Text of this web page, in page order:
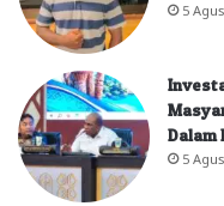
5
Dalam
5